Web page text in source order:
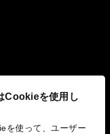
Cookieを使用し
を使って、ユーザー